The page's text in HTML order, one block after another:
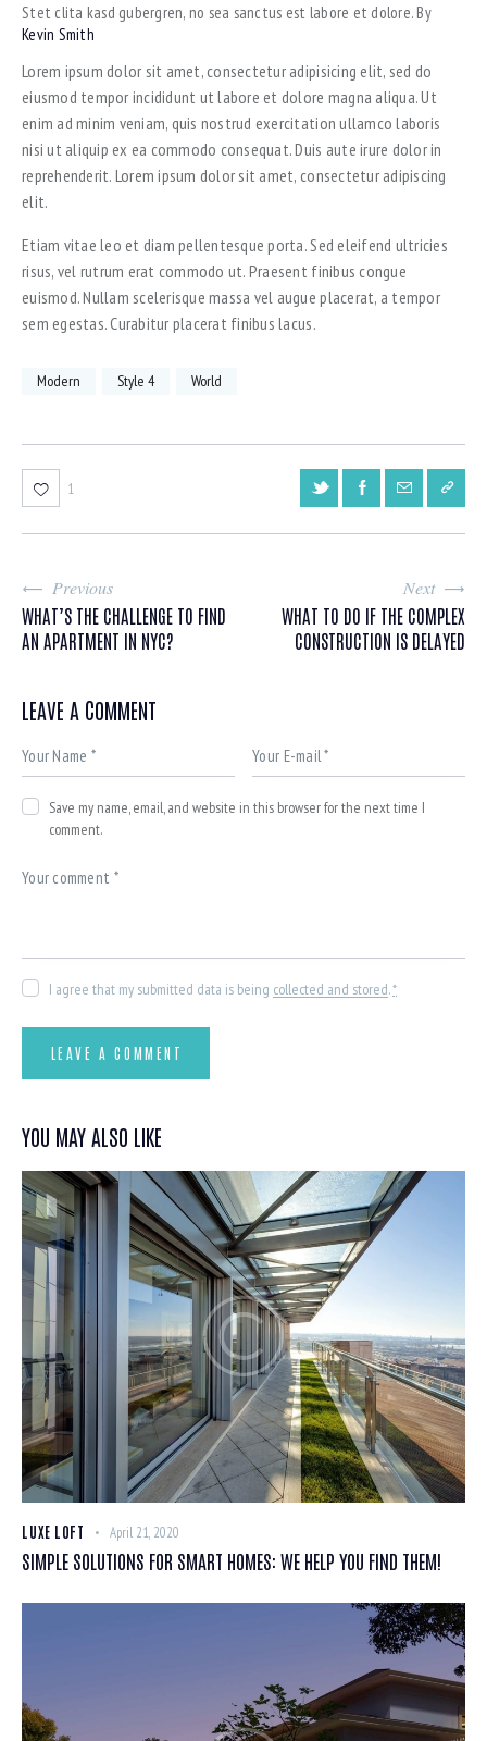
Stet clita kasd gubergren, no sea sanctus est labore et dolore. By
Kevin Smith
Lorem ipsum dolor sit amet, consectetur adipisicing elit, sed do
eiusmod tempor incididunt ut labore et dolore magna aliqua. Ut
enim ad minim veniam, quis nostrud exercitation ullamco laboris
nisi ut aliquip ex ea commodo consequat. Duis aute irure dolor in
reprehenderit. Lorem ipsum dolor sit amet, consectetur adipiscing
elit.
Etiam vitae leo et diam pellentesque porta. Sed eleifend ultricies
risus, vel rutrum erat commodo ut. Praesent finibus congue
euismod. Nullam scelerisque massa vel augue placerat, a tempor
sem egestas. Curabitur placerat finibus lacus.
Modern Style 4 World
1
Previous
WHAT’S THE CHALLENGE TO FIND
AN APARTMENT IN NYC?
Next
WHAT TO DO IF THE COMPLEX
CONSTRUCTION IS DELAYED
LEAVE A COMMENT
Save my name, email, and website in this browser for the next time I
comment.
I agree that my submitted data is being collected and stored.*
YOU MAY ALSO LIKE
LUXE LOFT April 21, 2020
SIMPLE SOLUTIONS FOR SMART HOMES: WE HELP YOU FIND THEM!